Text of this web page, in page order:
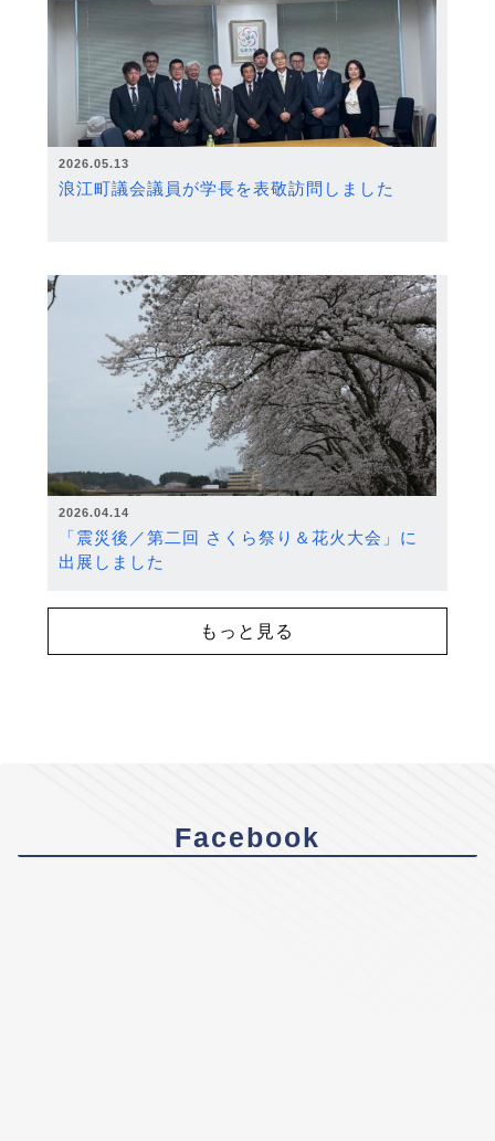
2026.05.13
浪江町議会議員が学長を表敬訪問しました
2026.04.14
「震災後／第二回 さくら祭り＆花火大会」に
出展しました
もっと見る
Facebook